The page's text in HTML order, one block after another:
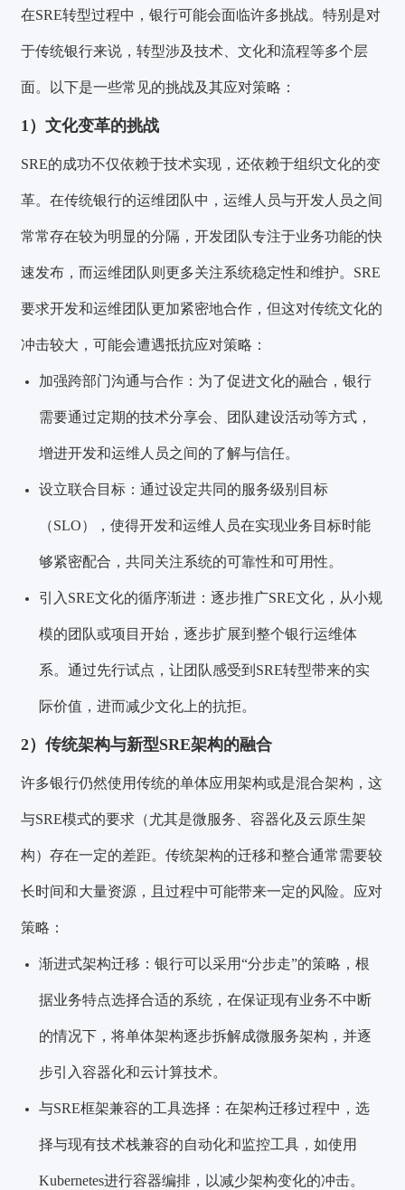
在SRE转型过程中，银行可能会面临许多挑战。特别是对
于传统银行来说，转型涉及技术、文化和流程等多个层
面。以下是一些常见的挑战及其应对策略：
1）文化变革的挑战
SRE的成功不仅依赖于技术实现，还依赖于组织文化的变
革。在传统银行的运维团队中，运维人员与开发人员之间
常常存在较为明显的分隔，开发团队专注于业务功能的快
速发布，而运维团队则更多关注系统稳定性和维护。SRE
要求开发和运维团队更加紧密地合作，但这对传统文化的
冲击较大，可能会遭遇抵抗应对策略：
加强跨部门沟通与合作：为了促进文化的融合，银行
需要通过定期的技术分享会、团队建设活动等方式，
增进开发和运维人员之间的了解与信任。
设立联合目标：通过设定共同的服务级别目标
（SLO），使得开发和运维人员在实现业务目标时能
够紧密配合，共同关注系统的可靠性和可用性。
引入SRE文化的循序渐进：逐步推广SRE文化，从小规
模的团队或项目开始，逐步扩展到整个银行运维体
系。通过先行试点，让团队感受到SRE转型带来的实
际价值，进而减少文化上的抗拒。
2）传统架构与新型SRE架构的融合
许多银行仍然使用传统的单体应用架构或是混合架构，这
与SRE模式的要求（尤其是微服务、容器化及云原生架
构）存在一定的差距。传统架构的迁移和整合通常需要较
长时间和大量资源，且过程中可能带来一定的风险。应对
策略：
渐进式架构迁移：银行可以采用“分步走”的策略，根
据业务特点选择合适的系统，在保证现有业务不中断
的情况下，将单体架构逐步拆解成微服务架构，并逐
步引入容器化和云计算技术。
与SRE框架兼容的工具选择：在架构迁移过程中，选
择与现有技术栈兼容的自动化和监控工具，如使用
Kubernetes进行容器编排，以减少架构变化的冲击。